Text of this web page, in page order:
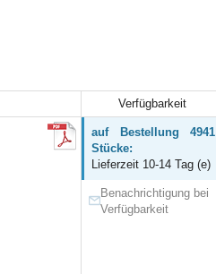
Verfügbarkeit
auf Bestellung 4941
Stücke:
Lieferzeit 10-14 Tag (e)
Benachrichtigung bei
Verfügbarkeit